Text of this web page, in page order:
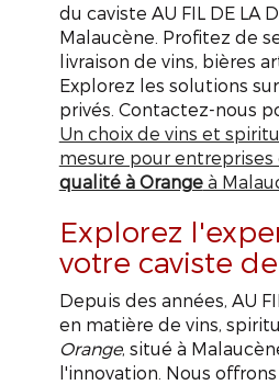
du caviste AU FIL DE LA
Malaucène. Profitez de
livraison de vins, bières
Explorez les solutions
privés. Contactez-nous
Un choix de vins et
mesure pour
qualité à Orangeà
Explorez
votre caviste
Depuis des années, AU
en matière de vins,
Orange, situé à
l'innovation. Nous